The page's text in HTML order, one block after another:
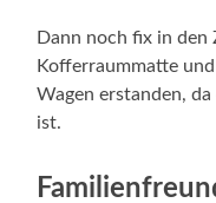
Dann noch fix in den
Kofferraummatte
Wagen erstanden,
ist.